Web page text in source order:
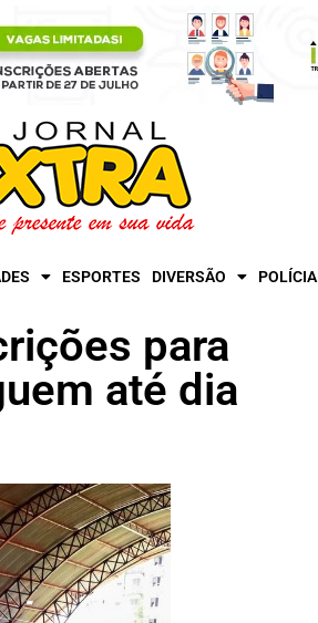
ESPORTES DIVERSÃO POLÍCIA
para
até dia